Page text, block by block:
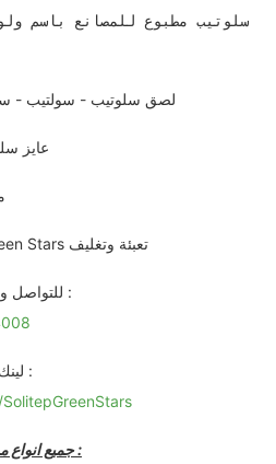
سلوتيب مطبوع للمصانع باسم
لصق سلوتيب - سولتيب -
عايز
عايز سلوتيب جرين ستارز - Green Stars تعبئة وتغليف
للتواصل وطلب الاوردرات و الاستفسارات :
لينك الفيسبوك لرؤيه باقي المنتجات :
جميع انواع مواد و مستلزمات التعبئة والتغليف :